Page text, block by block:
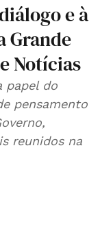
e à
Grande
Notícias
papel do
pensamento
reunidos na